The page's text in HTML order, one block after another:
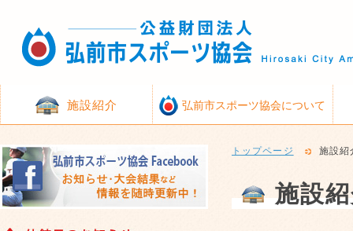
施設紹介 弘前市スポーツ協会について
トップページ 施設紹
施設